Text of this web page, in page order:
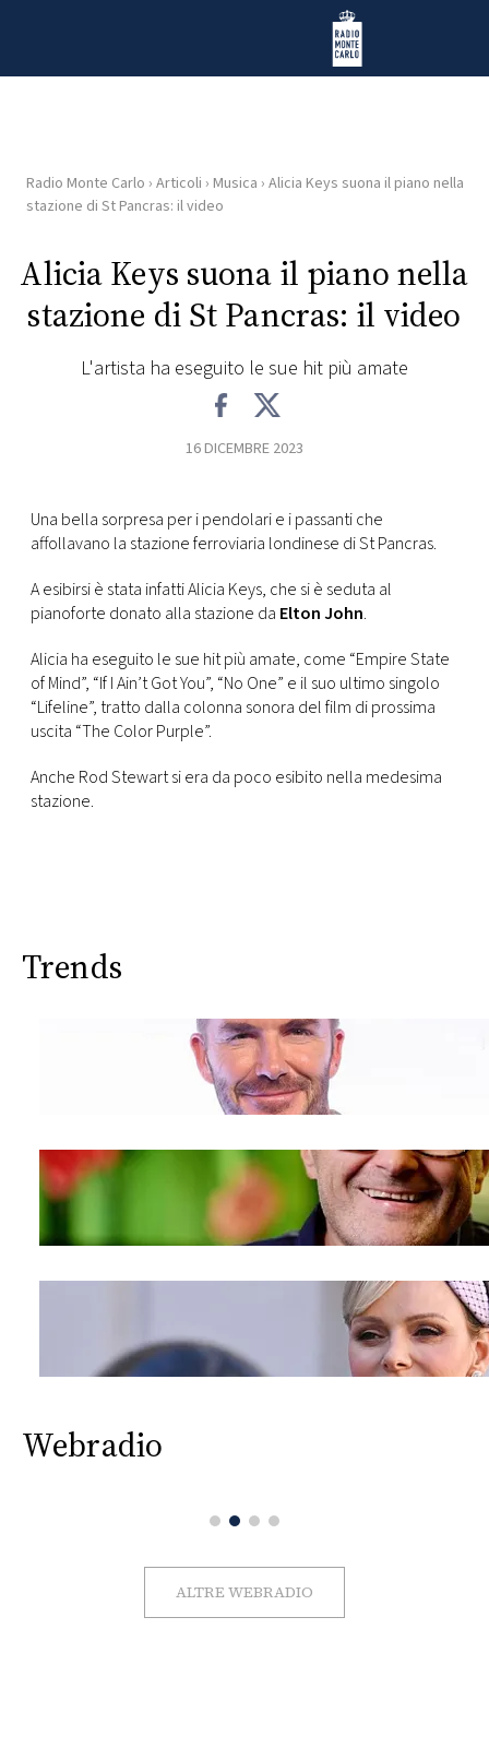
Radio Monte Carlo
HOME
RADIO
WEB
FOTO
CONCORSI
EVENTI
VIDEO
TV
RMC
CONSIGLIA
Radio Monte Carlo › Articoli › Musica › Alicia Keys suona il piano nella
stazione di St Pancras: il video
Alicia Keys suona il piano nella
stazione di St Pancras: il video
L'artista ha eseguito le sue hit più amate
16 DICEMBRE 2023
Una bella sorpresa per i pendolari e i passanti che
affollavano la stazione ferroviaria londinese di St Pancras.
A esibirsi è stata infatti Alicia Keys, che si è seduta al
pianoforte donato alla stazione da Elton John.
Alicia ha eseguito le sue hit più amate, come “Empire State
of Mind”, “If I Ain’t Got You”, “No One” e il suo ultimo singolo
“Lifeline”, tratto dalla colonna sonora del film di prossima
uscita “The Color Purple”.
Anche Rod Stewart si era da poco esibito nella medesima
stazione.
Trends
Webradio
ALTRE WEBRADIO